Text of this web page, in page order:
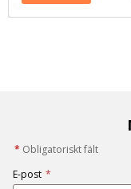
* Obligatoriskt fält
E-post *